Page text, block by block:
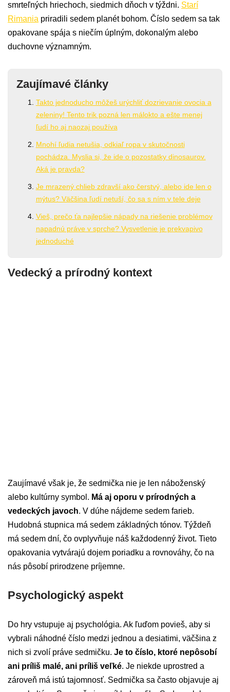
smrteľných hriechoch, siedmich dňoch v týždni. Starí
Rimania priradili sedem planét bohom. Číslo sedem sa tak
opakovane spája s niečím úplným, dokonalým alebo
duchovne významným.
Zaujímavé články
Takto jednoducho môžeš urýchliť dozrievanie ovocia a
zeleniny! Tento trik pozná len málokto a ešte menej
ľudí ho aj naozaj používa
Mnohí ľudia netušia, odkiaľ ropa v skutočnosti
pochádza. Myslia si, že ide o pozostatky dinosaurov.
Aká je pravda?
Je mrazený chlieb zdravší ako čerstvý, alebo ide len o
mýtus? Väčšina ľudí netuší, čo sa s ním v tele deje
Vieš, prečo ťa najlepšie nápady na riešenie problémov
napadnú práve v sprche? Vysvetlenie je prekvapivo
jednoduché
Vedecký a prírodný kontext
Zaujímavé však je, že sedmička nie je len náboženský
alebo kultúrny symbol. Má aj oporu v prírodných a
vedeckých javoch. V dúhe nájdeme sedem farieb.
Hudobná stupnica má sedem základných tónov. Týždeň
má sedem dní, čo ovplyvňuje náš každodenný život. Tieto
opakovania vytvárajú dojem poriadku a rovnováhy, čo na
nás pôsobí prirodzene príjemne.
Psychologický aspekt
Do hry vstupuje aj psychológia. Ak ľuďom povieš, aby si
vybrali náhodné číslo medzi jednou a desiatimi, väčšina z
nich si zvolí práve sedmičku. Je to číslo, ktoré nepôsobí
ani príliš malé, ani príliš veľké. Je niekde uprostred a
zároveň má istú tajomnosť. Sedmička sa často objavuje aj